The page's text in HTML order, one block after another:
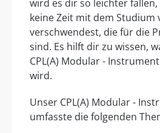
wird es dir so leichter
keine Zeit mit dem Studium
verschwendest, die für die
sind. Es hilft dir zu wissen,
CPL(A) Modular -
wird.
Unser CPL(A) Modular -
umfasste die folgenden